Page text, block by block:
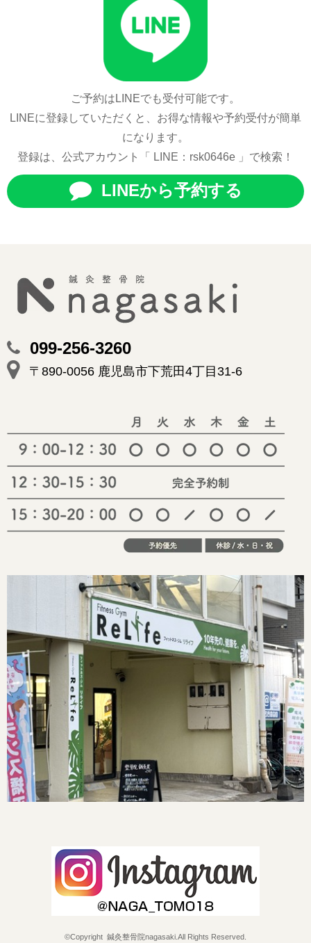
ご予約はLINEでも受付可能です。
LINEに登録していただくと、お得な情報や予約受付が簡単
になります。
登録は、公式アカウント「 LINE：rsk0646e 」で検索！
LINEから予約する
099-256-3260
〒890-0056 鹿児島市下荒田4丁目31-6
©Copyright 鍼灸整骨院nagasaki.All Rights Reserved.